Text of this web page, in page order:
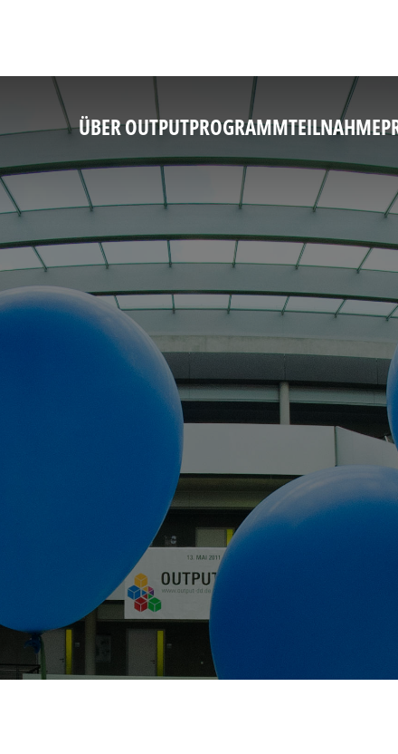
ÜBER OUTPUTPROGRAMMTEILNAHME